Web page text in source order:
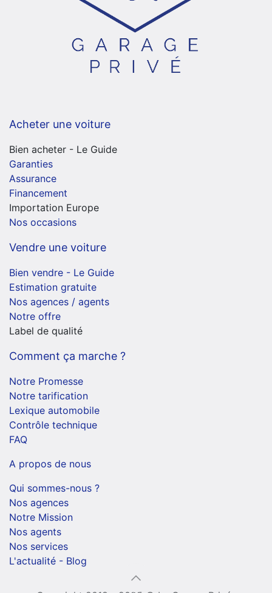
Acheter une voiture
Bien acheter - Le Guide
Garanties
Assurance
Financement
Importation Europe
Nos occasions
Vendre une voiture
Bien vendre - Le Guide
Estimation gratuite
Nos agences / agents
Notre offre
Label de qualité
Comment ça marche ?
Notre Promesse
Notre tarification
Lexique automobile
Contrôle technique
FAQ
A propos de nous
Qui sommes-nous ?
Nos agences
Notre Mission
Nos agents
Nos services
L'actualité - Blog